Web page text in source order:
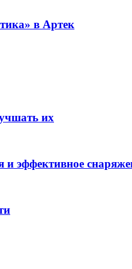
в Артек
их
и эффективное